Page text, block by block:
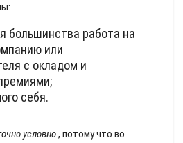
большинства работа на
или
с окладом и
себя.
условно, потому что во